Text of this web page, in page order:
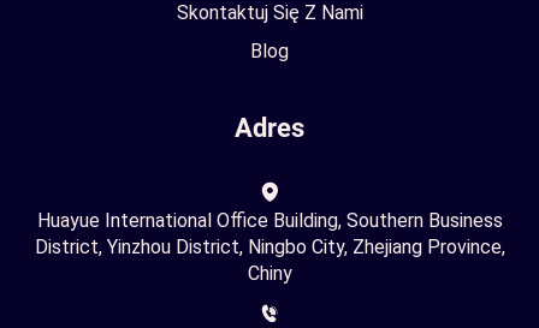
Skontaktuj Się Z Nami
Blog
Adres
Huayue International Office Building, Southern Business
District, Yinzhou District, Ningbo City, Zhejiang Province,
Chiny